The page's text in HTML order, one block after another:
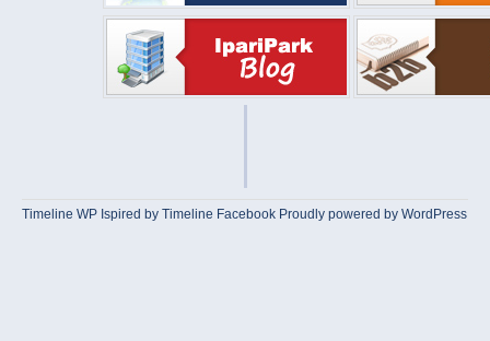
Timeline WP Ispired byTimeline Facebook Proudly powered by WordPress